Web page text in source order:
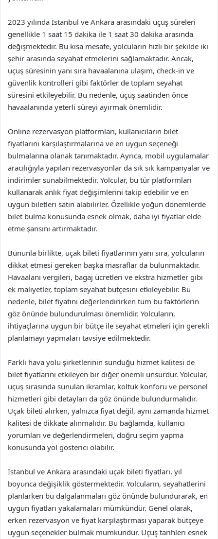
2023 yılında İstanbul ve Ankara arasındaki uçuş süreleri
genellikle 1 saat 15 dakika ile 1 saat 30 dakika arasında
değişmektedir. Bu kısa mesafe, yolcuların hızlı bir şekilde iki
şehir arasında seyahat etmelerini sağlamaktadır. Ancak,
uçuş süresinin yanı sıra havaalanına ulaşım, check-in ve
güvenlik kontrolleri gibi faktörler de toplam seyahat
süresini etkileyebilir. Bu nedenle, uçuş saatinden önce
havaalanında yeterli süreyi ayırmak önemlidir.
Online rezervasyon platformları, kullanıcıların bilet
fiyatlarını karşılaştırmalarına ve en uygun seçeneği
bulmalarına olanak tanımaktadır. Ayrıca, mobil uygulamalar
aracılığıyla yapılan rezervasyonlar da sık sık kampanyalar ve
indirimler sunabilmektedir. Yolcular, bu tür platformları
kullanarak anlık fiyat değişimlerini takip edebilir ve en
uygun biletleri satın alabilirler. Özellikle yoğun dönemlerde
bilet bulma konusunda esnek olmak, daha iyi fiyatlar elde
etme şansını artırmaktadır.
Bununla birlikte, uçak bileti fiyatlarının yanı sıra, yolcuların
dikkat etmesi gereken başka masraflar da bulunmaktadır.
Havaalanı vergileri, bagaj ücretleri ve ekstra hizmetler gibi
ek maliyetler, toplam seyahat bütçesini etkileyebilir. Bu
nedenle, bilet fiyatını değerlendirirken tüm bu faktörlerin
göz önünde bulundurulması önemlidir. Yolcuların,
ihtiyaçlarına uygun bir bütçe ile seyahat etmeleri için gerekli
planlamayı yapmaları tavsiye edilmektedir.
Farklı hava yolu şirketlerinin sunduğu hizmet kalitesi de
bilet fiyatlarını etkileyen bir diğer önemli unsurdur. Yolcular,
uçuş sırasında sunulan ikramlar, koltuk konforu ve personel
hizmetleri gibi detayları da göz önünde bulundurmalıdır.
Uçak bileti alırken, yalnızca fiyat değil, aynı zamanda hizmet
kalitesi de dikkate alınmalıdır. Bu bağlamda, kullanıcı
yorumları ve değerlendirmeleri, doğru seçim yapma
konusunda yol gösterici olabilir.
İstanbul ve Ankara arasındaki uçak bileti fiyatları, yıl
boyunca değişiklik göstermektedir. Yolcuların, seyahatlerini
planlarken bu dalgalanmaları göz önünde bulundurarak, en
uygun fiyatları yakalamaları mümkündür. Genel olarak,
erken rezervasyon ve fiyat karşılaştırması yaparak bütçeye
uygun seçenekler bulmak mümkündür. Uçuş tarihleri esnek